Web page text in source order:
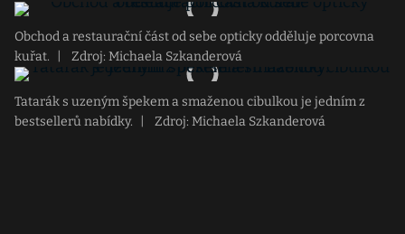
Obchod a restaurační část od sebe opticky odděluje porcovna
kuřat.
Zdroj: Michaela Szkanderová
Tatarák s uzeným špekem a smaženou cibulkou je jedním z
bestsellerů nabídky.
Zdroj: Michaela Szkanderová